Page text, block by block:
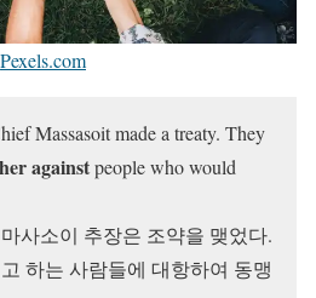
Pexels.com
Massasoit made a treaty. They
againstpeople who would
사소이 추장은 조약을 맺었다.
하는 사람들에 대항하여 동맹